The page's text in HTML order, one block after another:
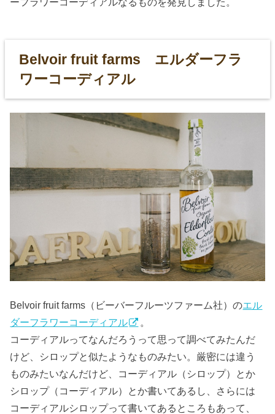
Belvoir fruit farms エルダーフラ
ワーコーディアル
Belvoir fruit farms（ビーバーフルーツファーム社）のエル
ダーフラワーコーディアル
。
コーディアルってなんだろうって思って調べてみたんだ
けど、シロップと似たようなものみたい。厳密には違う
ものみたいなんだけど、コーディアル（シロップ）とか
シロップ（コーディアル）とか書いてあるし、さらには
コーディアルシロップって書いてあるところもあって、